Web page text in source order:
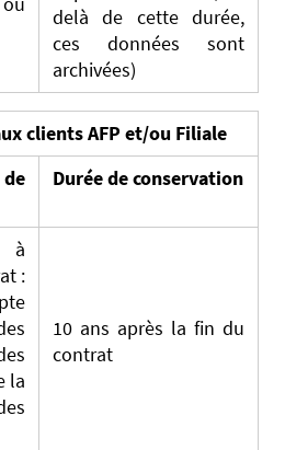
delà de cette durée,
ces données sont
archivées)
clients AFP et/ou Filiale
Durée de conservation
à
:
la
10 ans après la fin du
contrat